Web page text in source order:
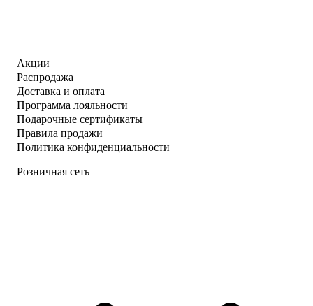
Акции
Распродажа
Доставка и оплата
Программа лояльности
Подарочные сертификаты
Правила продажи
Политика конфиденциальности
Розничная сеть